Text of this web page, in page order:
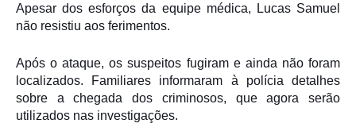
Apesar dos esforços da equipe médica, Lucas Samuel
não resistiu aos ferimentos.
Após o ataque, os suspeitos fugiram e ainda não foram
localizados. Familiares informaram à polícia detalhes
sobre a chegada dos criminosos, que agora serão
utilizados nas investigações.